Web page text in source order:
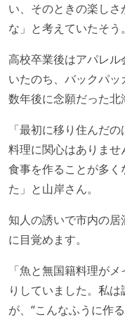
い、そのときの楽し
な」と考えていたそう。
高校卒業後はアパレ
いたのち、バックパ
数年後に念願だった北
「最初に移り住んだ
料理に関心はありま
食事を作ることが多
た」と山岸さん。
知人の誘いで市内の
に目覚めます。
「魚と無国籍料理が
りしていました。私
が、“こんなふうに作